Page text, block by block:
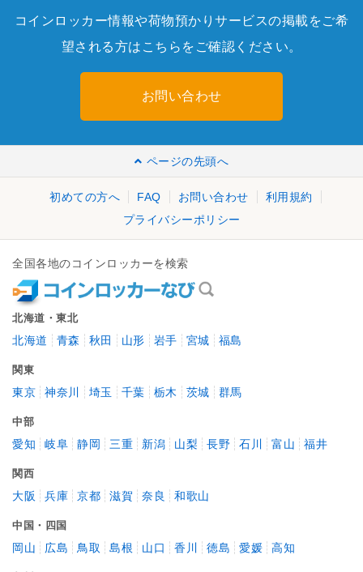
コインロッカー情報や荷物預かりサービスの掲載をご希
望される方はこちらをご確認ください。
お問い合わせ
ページの先頭へ
初めての方へ FAQ お問い合わせ
利用規約
プライバシーポリシー
全国各地のコインロッカーを検索
北海道・東北
北海道 青森 秋田 山形 岩手 宮城 福島
関東
東京 神奈川 埼玉 千葉 栃木 茨城 群馬
中部
愛知 岐阜 静岡 三重 新潟 山梨 長野 石川 富山 福井
関西
大阪 兵庫 京都 滋賀 奈良 和歌山
中国・四国
岡山 広島 鳥取 島根 山口 香川 徳島 愛媛 高知